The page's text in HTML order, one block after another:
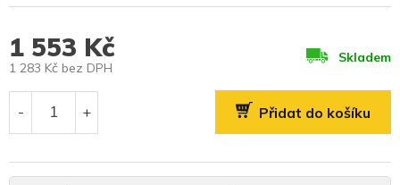
1 553 Kč
1 283 Kč bez DPH
Skladem
Přidat do košíku